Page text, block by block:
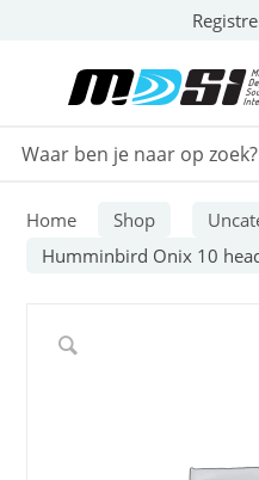
Home Shop
Humminbird Onix 10